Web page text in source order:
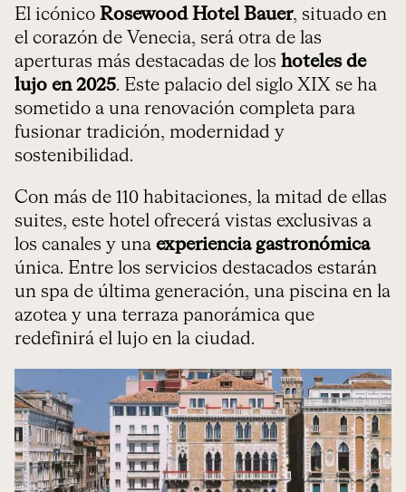
El icónico Rosewood Hotel Bauer, situado en
el corazón de Venecia, será otra de las
aperturas más destacadas de los hoteles de
lujo en 2025. Este palacio del siglo XIX se ha
sometido a una renovación completa para
fusionar tradición, modernidad y
sostenibilidad.
Con más de 110 habitaciones, la mitad de ellas
suites, este hotel ofrecerá vistas exclusivas a
los canales y una experiencia gastronómica
única. Entre los servicios destacados estarán
un spa de última generación, una piscina en la
azotea y una terraza panorámica que
redefinirá el lujo en la ciudad.